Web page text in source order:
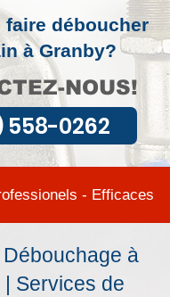
faire déboucher
à Granby?
NOUS!
558-0262
- Efficaces
à
Services de